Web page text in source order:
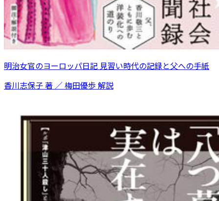
明治女官のヨーロッパ日記 見習い時代の記録と父への手紙
香川志保子 著 ／ 梅田優歩 解説